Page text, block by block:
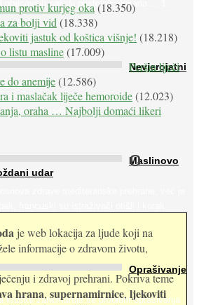
obećavaju najviši postotak vlakana ... 1.
Nevjerojatni
uz srce, oči i živce, od kojih pati
kasnijem stadiju bolesti, jabuke ...
Maslinovo
udar
zdrave mediteranske prehrane, već je
Oprašivanje
kruške zanemaruje se problem oprašivanja
protiv kurjeg oka (18.350)
za bolji vid (18.338)
jastuk od koštica višnje! (18.218)
listu masline(17.009)
Peršin liječi
do anemije(12.586)
i maslačak liječe hemoroide(12.023)
oraha … Najbolji domaći likeri
O
je web lokacija za ljude koji na
informacije o zdravom životu,
i zdravoj prehrani. Pokriva teme
hrana, supernamirnice, ljekoviti